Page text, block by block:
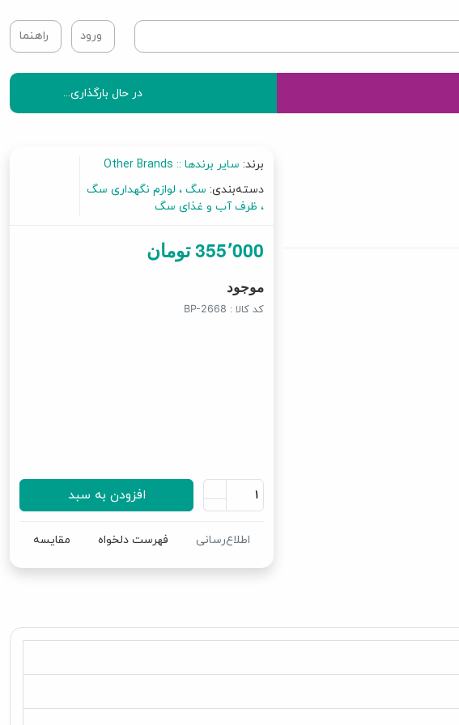
ورود راهنما
در حال بارگذاری...
برند: سایر برندها :: Other Brands
دسته‌بندی: سگ لوازم نگهداری سگ
ظرف آب و غذای سگ
355٬000 تومان
موجود
کد کالا : BP-2668
افزودن به سبد
اطلاع‌رسانی فهرست دلخواه مقایسه